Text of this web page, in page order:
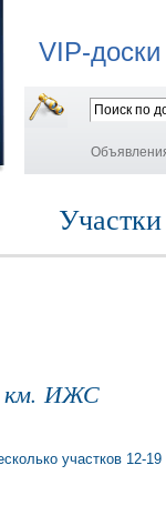
VIP-
км. ИЖС
участков 12-19